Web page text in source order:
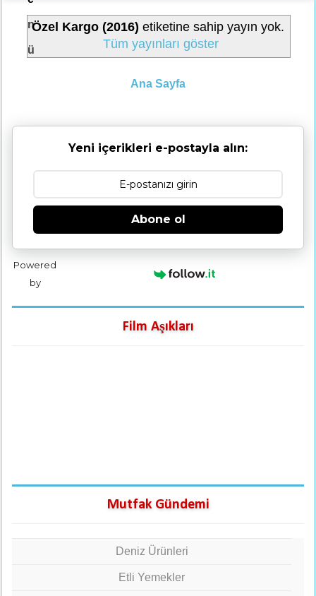
n
ü
Özel Kargo (2016) etiketine sahip yayın yok.
Tüm yayınları göster
Ana Sayfa
Yeni içerikleri e-postayla alın:
Abone ol
Powered
by
Film Aşıkları
Mutfak Gündemi
Deniz Ürünleri
Etli Yemekler